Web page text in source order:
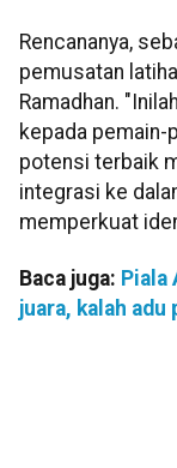
Rencananya,
pemusatan
Ramadhan.
kepada pemain-
potensi terbaik
integrasi ke
memperkuat
Baca juga: Piala
juara, kalah adu